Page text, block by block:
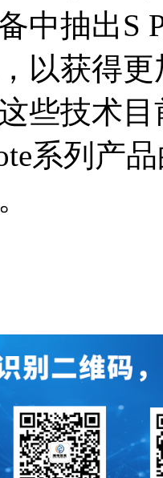
中抽出S
以获得
些技术
系列产